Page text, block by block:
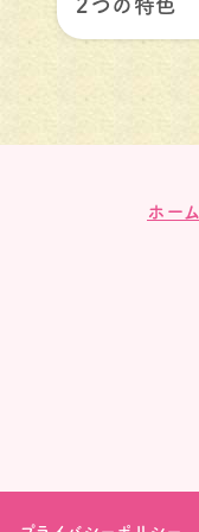
2つの特色
ホーム